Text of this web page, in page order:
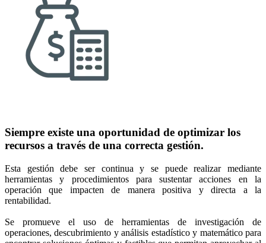
Siempre existe una oportunidad de optimizar los
recursos a través de una correcta gestión.
Esta gestión debe ser continua y se puede realizar mediante
herramientas y procedimientos para sustentar acciones en la
operación que impacten de manera positiva y directa a la
rentabilidad.
Se promueve el uso de herramientas de investigación de
operaciones, descubrimiento y análisis estadístico y matemático para